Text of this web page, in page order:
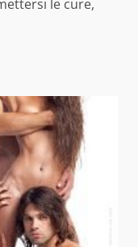
le cure,